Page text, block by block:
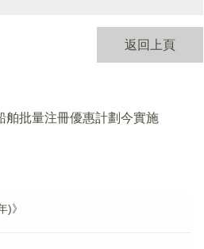
返回上頁
舶批量注冊優惠計劃今實施
》